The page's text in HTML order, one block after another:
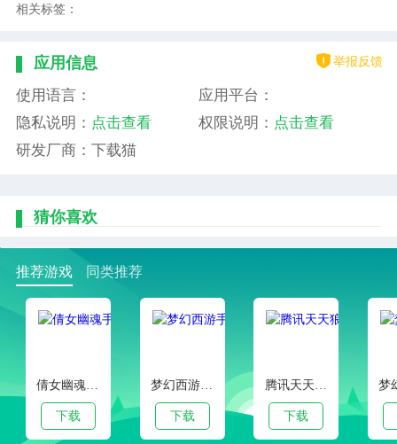
相关标签：
应用信息 举报反馈
使用语言：
应用平台：
隐私说明： 点击查看 权限说明： 点击查看
研发厂商：下载猫
猜你喜欢
推荐游戏 同类推荐
倩女幽魂手游官服版本
下载
梦幻西游手游客户端下载
下载
腾讯天天狼人杀官方安卓版
下载